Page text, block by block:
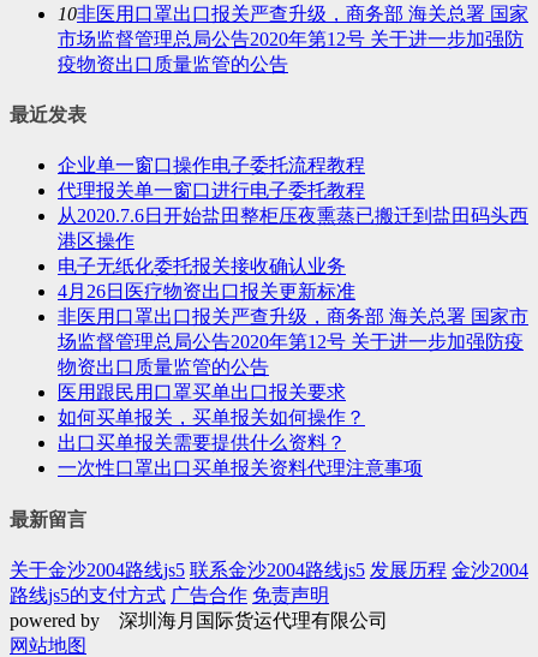
10非医用口罩出口报关严查升级，商务部 海关总署 国家
市场监督管理总局公告2020年第12号 关于进一步加强防
疫物资出口质量监管的公告
最近发表
企业单一窗口操作电子委托流程教程
代理报关单一窗口进行电子委托教程
从2020.7.6日开始盐田整柜压夜熏蒸已搬迁到盐田码头西
港区操作
电子无纸化委托报关接收确认业务
4月26日医疗物资出口报关更新标准
非医用口罩出口报关严查升级，商务部 海关总署 国家市
场监督管理总局公告2020年第12号 关于进一步加强防疫
物资出口质量监管的公告
医用跟民用口罩买单出口报关要求
如何买单报关，买单报关如何操作？
出口买单报关需要提供什么资料？
一次性口罩出口买单报关资料代理注意事项
最新留言
关于金沙2004路线js5 联系金沙2004路线js5 发展历程 金沙2004
路线js5的支付方式 广告合作 免责声明
powered by 深圳海月国际货运代理有限公司
网站地图